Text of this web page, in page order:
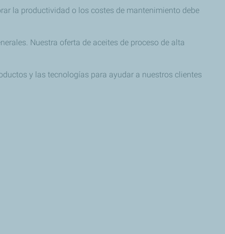
la productividad o los costes de mantenimiento debe
Nuestra oferta de aceites de proceso de alta
y las tecnologías para ayudar a nuestros clientes